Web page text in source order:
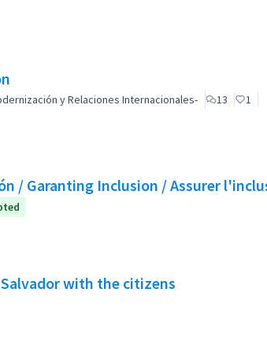
y Relaciones Internacionales- 13
1
/ Garanting Inclusion / Assurer
with the citizens